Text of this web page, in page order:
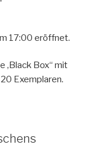
17:00 eröffnet.
‚Black Box“ mit
Exemplaren.